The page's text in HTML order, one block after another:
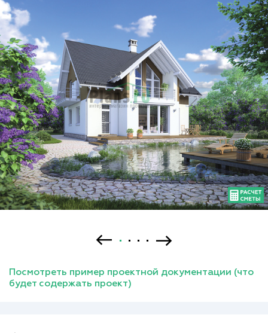
Посмотреть пример проектной документации (что
будет содержать проект)